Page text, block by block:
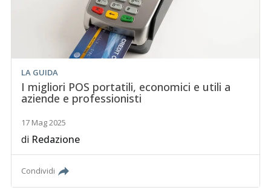
LA GUIDA
I migliori POS portatili, economici e utili a
aziende e professionisti
17 Mag 2025
di Redazione
Condividi